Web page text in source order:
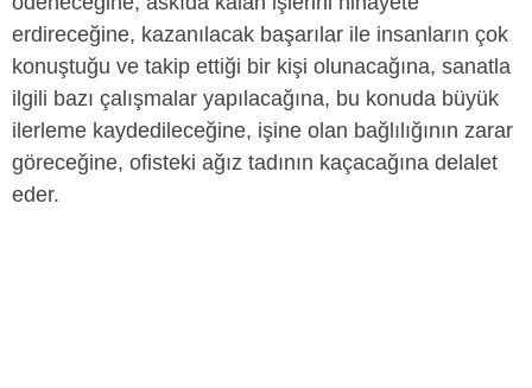
erdireceğine, kazanılacak başarılar ile insanların çok
konuştuğu ve takip ettiği bir kişi olunacağına, sanatla
ilgili bazı çalışmalar yapılacağına, bu konuda büyük
ilerleme kaydedileceğine, işine olan bağlılığının zarar
göreceğine, ofisteki ağız tadının kaçacağına delalet
eder.